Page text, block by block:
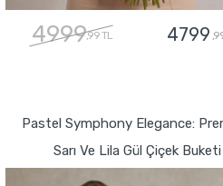
4999,99 TL 4799
Pastel Symphony Elegance:
Sarı Ve Lila Gül Çiçek Buketi